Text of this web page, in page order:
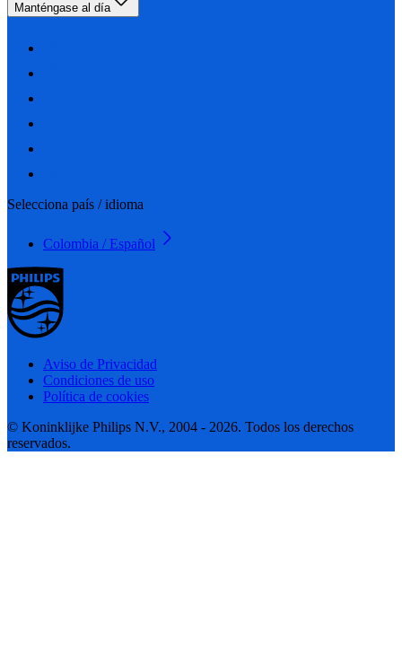
Manténgase al día
Selecciona país / idioma
Colombia / Español
Aviso de Privacidad
Condiciones de uso
Política de cookies
© Koninklijke Philips N.V., 2004 - 2026. Todos los derechos
reservados.